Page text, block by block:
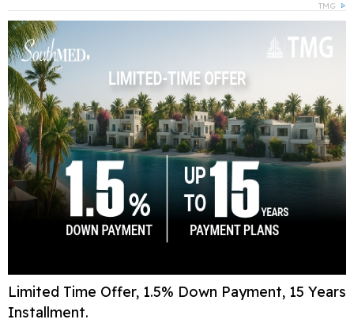
TMG
Limited Time Offer, 1.5% Down Payment, 15 Years
Installment.